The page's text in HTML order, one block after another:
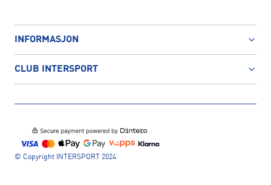
INFORMASJON
CLUB INTERSPORT
© Copyright INTERSPORT 2024